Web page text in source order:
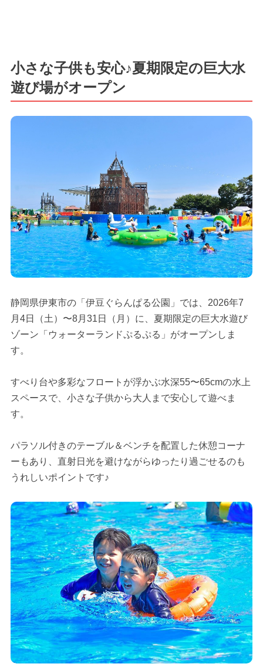
小さな子供も安心♪夏期限定の巨大水
遊び場がオープン
静岡県伊東市の「伊豆ぐらんぱる公園」では、2026年7
月4日（土）〜8月31日（月）に、夏期限定の巨大水遊び
ゾーン「ウォーターランドぷるぷる」がオープンしま
す。
すべり台や多彩なフロートが浮かぶ水深55〜65cmの水上
スペースで、小さな子供から大人まで安心して遊べま
す。
パラソル付きのテーブル＆ベンチを配置した休憩コーナ
ーもあり、直射日光を避けながらゆったり過ごせるのも
うれしいポイントです♪